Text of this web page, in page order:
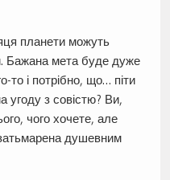
планети можуть
Бажана мета буде дуже
то і потрібно, що… піти
угоду з совістю? Ви,
чого хочете, але
душевним